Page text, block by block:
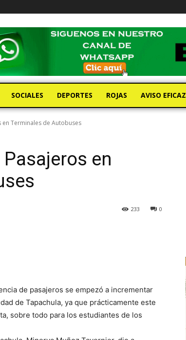
SOCIALES DEPORTES ROJAS AVISO EFICAZ
en Terminales de Autobuses
en
0
233
de pasajeros se empezó a incrementar
de Tapachula, ya que prácticamente este
sobre todo para los estudiantes de los